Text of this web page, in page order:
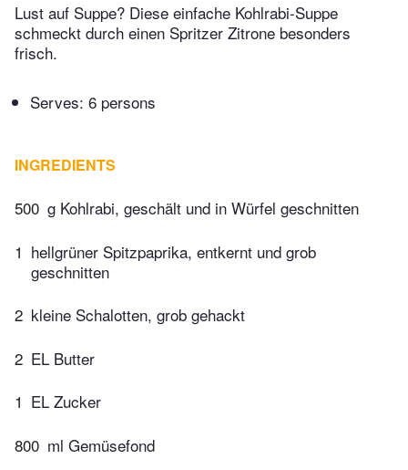
Lust auf Suppe? Diese einfache Kohlrabi-Suppe
schmeckt durch einen Spritzer Zitrone besonders
frisch.
Serves: 6 persons
INGREDIENTS
500 g Kohlrabi, geschält und in Würfel geschnitten
1 hellgrüner Spitzpaprika, entkernt und grob
geschnitten
2 kleine Schalotten, grob gehackt
2 EL Butter
1 EL Zucker
800 ml Gemüsefond